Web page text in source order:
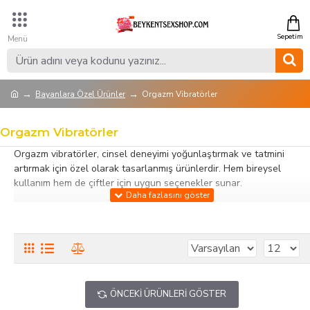
Bayanlara Özel Ürünler Orgazm Vibratörler
Orgazm Vibratörler
Orgazm vibratörler, cinsel deneyimi yoğunlaştırmak ve tatmini
artırmak için özel olarak tasarlanmış ürünlerdir. Hem bireysel
kullanım hem de çiftler için uygun seçenekler sunar.
konforlu kullanım sağlar. Farklı titreşim modu ve yoğunluk
seçenekleri, kullanıcıların ihtiyacına göre deneyimi özelleştirmesine
olanak tanır. Suya dayanıklı ve kolay temizlenebilir yapıları hijyenik
Orgazm vibratörler, bireysel keşfi güçlendirmek ve özel anlarda
ÖNCEKI ÜRÜNLERI GÖSTER